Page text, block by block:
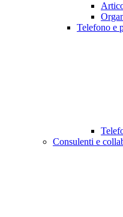
Telefono e
Consulenti e